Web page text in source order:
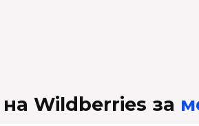
Wildberries за